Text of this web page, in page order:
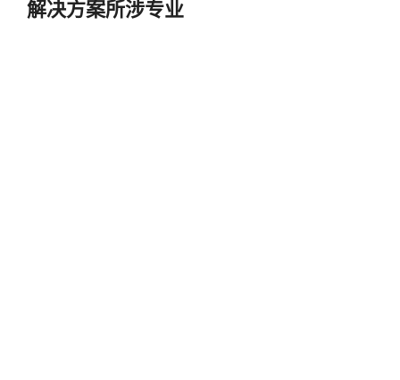
解决方案所涉专业